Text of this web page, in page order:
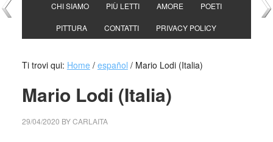
CHI SIAMO PIÙ LETTI AMORE POETI
PITTURA CONTATTI PRIVACY POLICY
Ti trovi qui: Home / español /Mario Lodi (Italia)
Mario Lodi (Italia)
29/04/2020 BYCARLAITA